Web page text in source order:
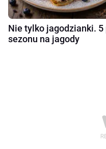
Nie tylko jagodzianki. 5
sezonu na jagody